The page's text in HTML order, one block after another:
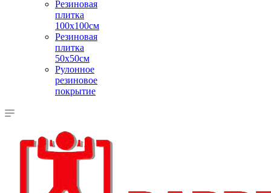
Резиновая
плитка
100х100см
Резиновая
плитка
50х50см
Рулонное
резиновое
покрытие